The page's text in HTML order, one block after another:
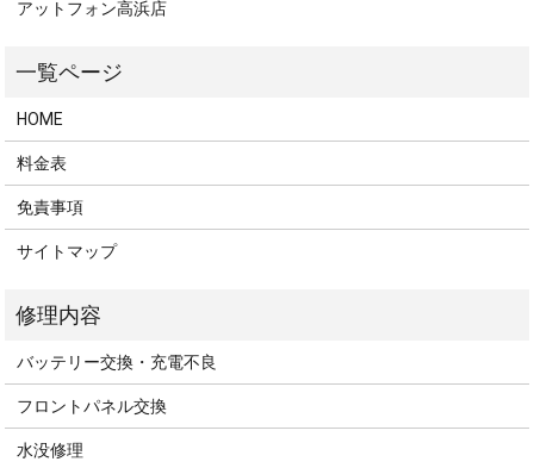
アットフォン高浜店
HOME
料金表
免責事項
サイトマップ
バッテリー交換・充電不良
フロントパネル交換
水没修理